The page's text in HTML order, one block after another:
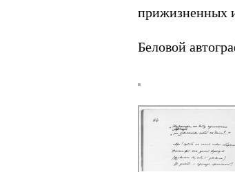
прижизненных
Беловой